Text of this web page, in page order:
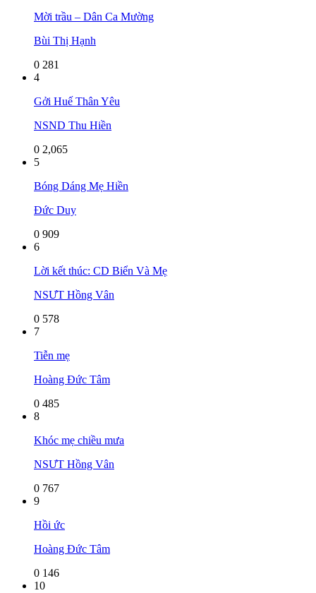
Mời trầu – Dân Ca Mường
Bùi Thị Hạnh
0 281
4
Gởi Huế Thân Yêu
NSND Thu Hiền
0 2,065
5
Bóng Dáng Mẹ Hiền
Đức Duy
0 909
6
Lời kết thúc: CD Biển Và Mẹ
NSƯT Hồng Vân
0 578
7
Tiễn mẹ
Hoàng Đức Tâm
0 485
8
Khóc mẹ chiều mưa
NSƯT Hồng Vân
0 767
9
Hồi ức
Hoàng Đức Tâm
0 146
10